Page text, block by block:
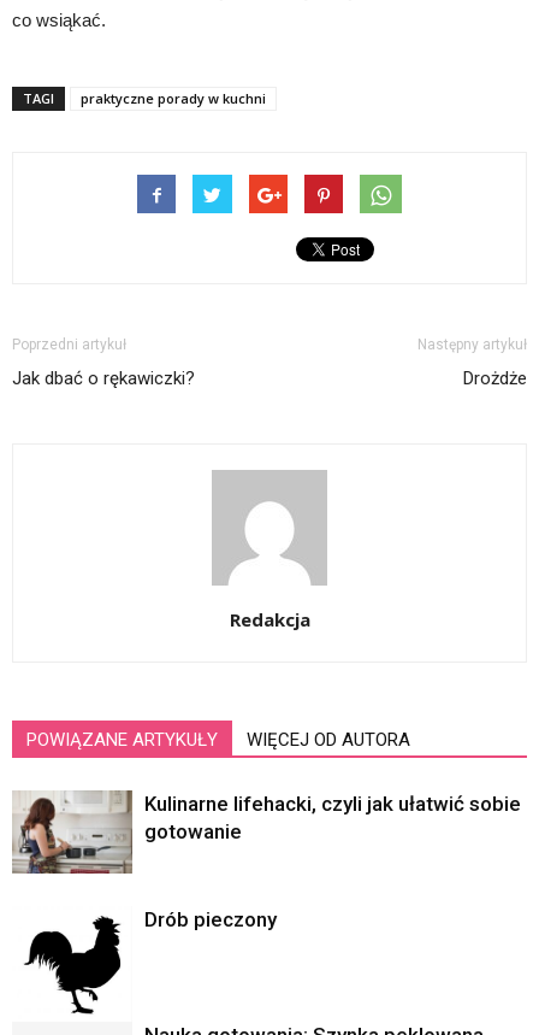
co wsiąkać.
TAGI praktyczne porady w kuchni
Poprzedni artykuł
Jak dbać o rękawiczki?
Następny artykuł
Drożdże
Redakcja
POWIĄZANE ARTYKUŁY WIĘCEJ OD AUTORA
Kulinarne lifehacki, czyli jak ułatwić sobie
gotowanie
Drób pieczony